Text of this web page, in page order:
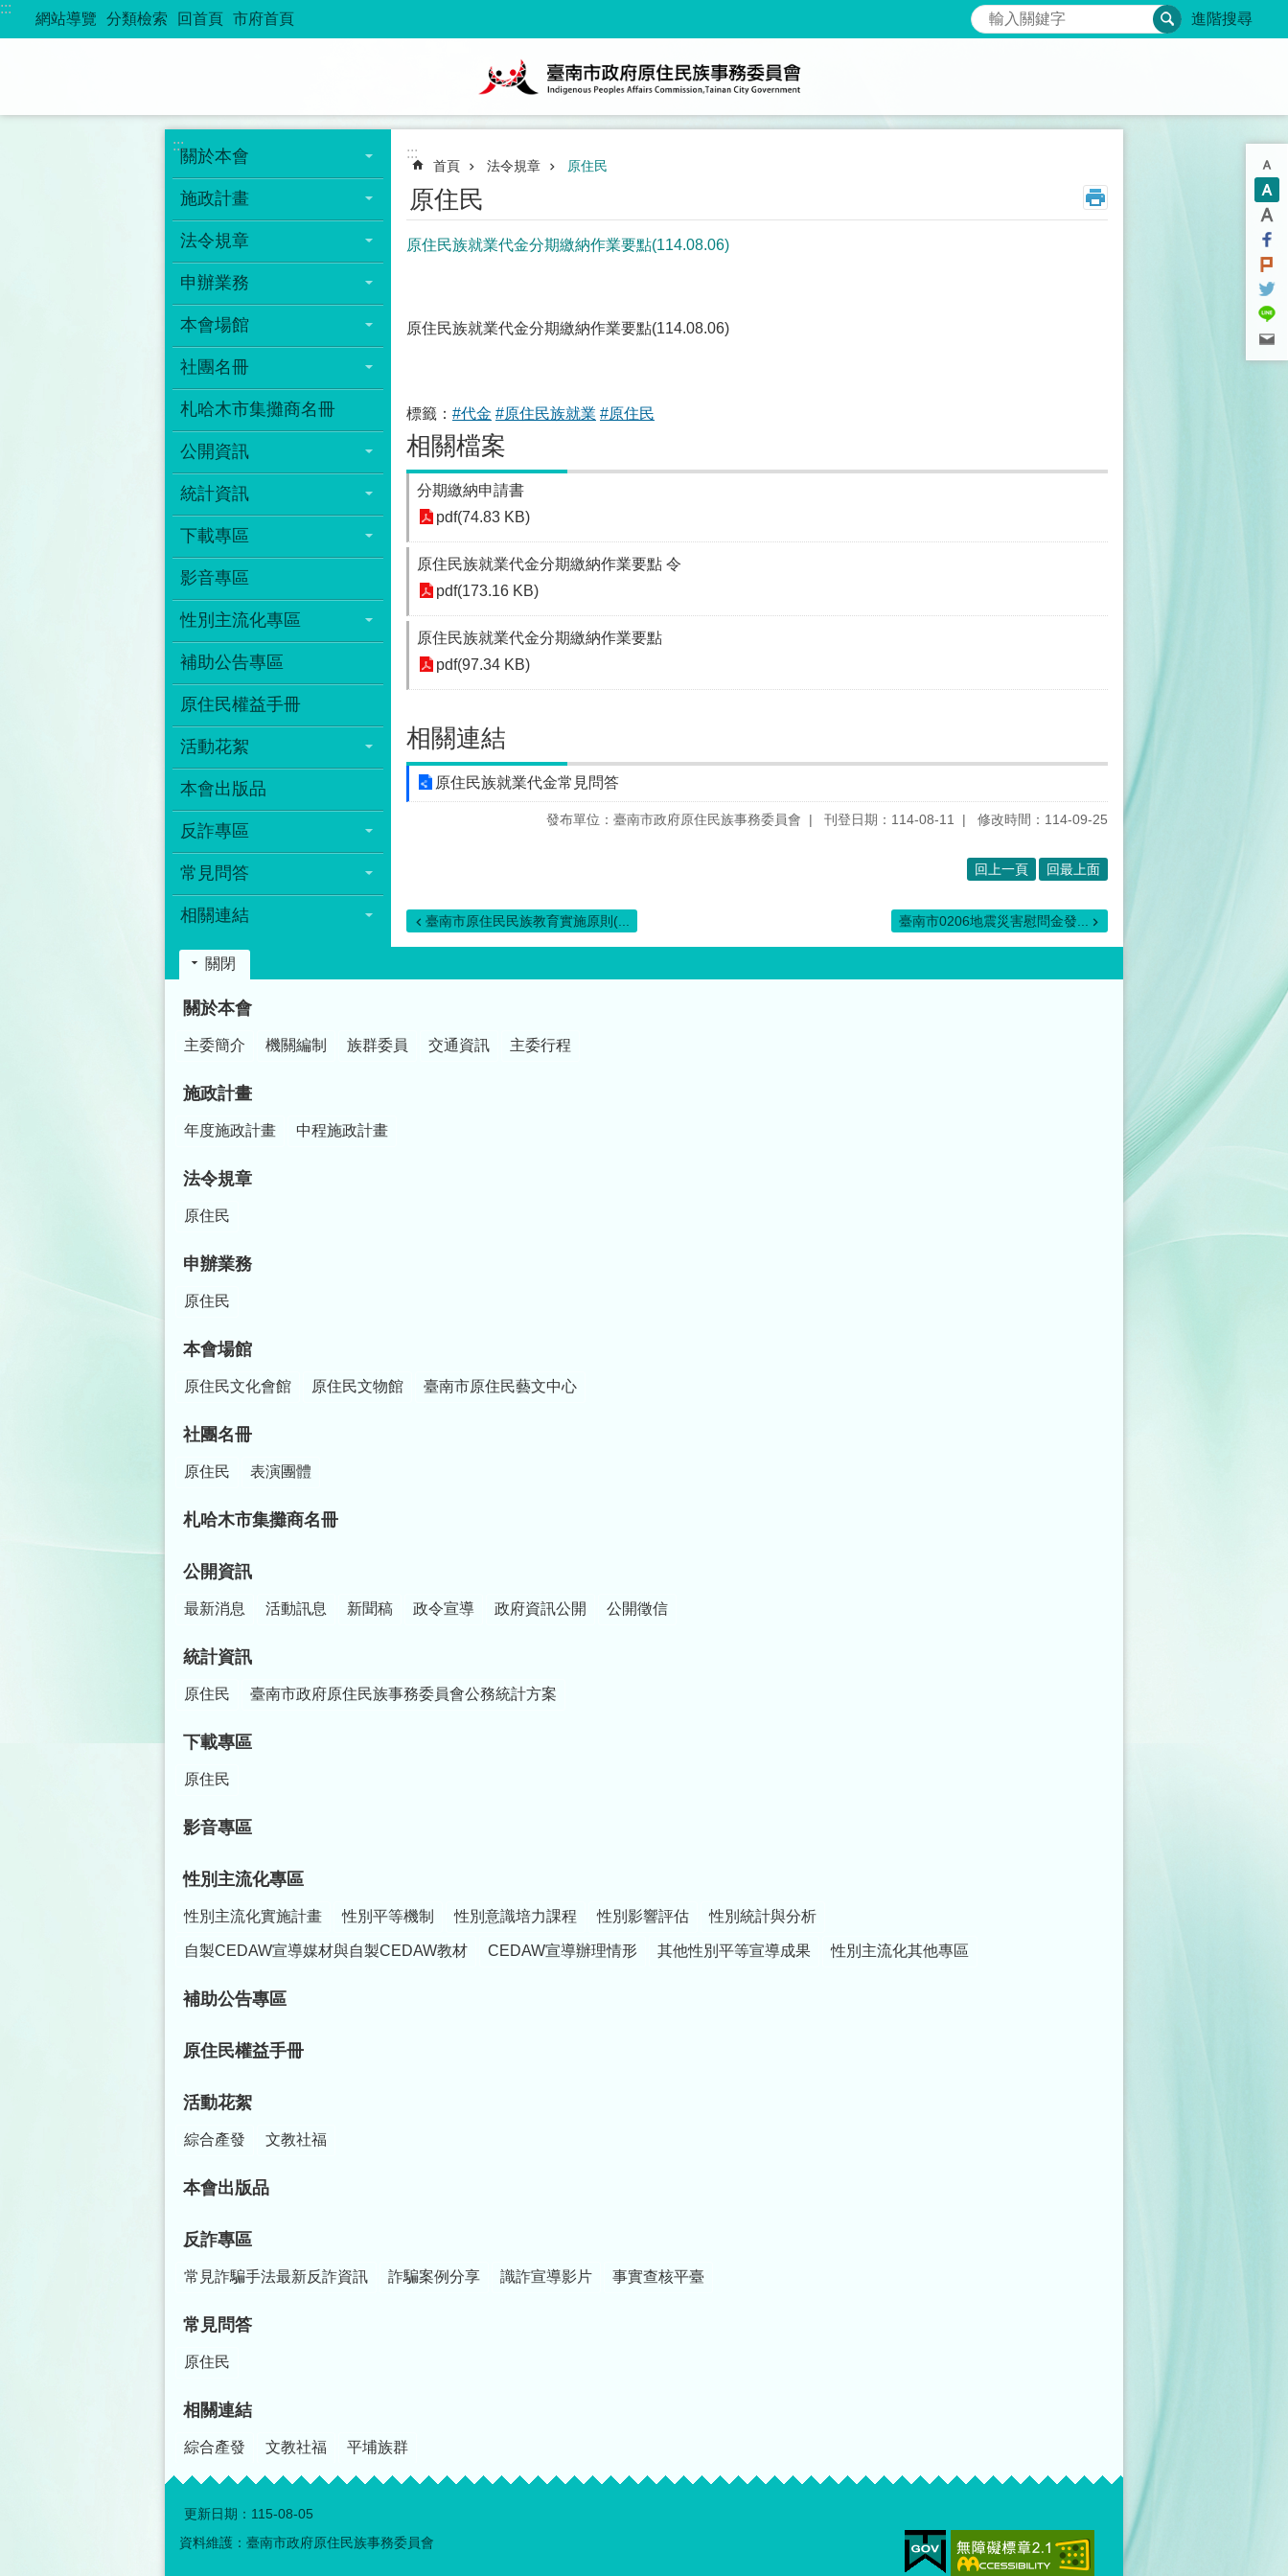
跳到主要內容區塊
:::
網站導覽 分類檢索 回首頁 市府首頁 搜尋 進階搜尋
:::
關於本會
施政計畫
法令規章
申辦業務
本會場館
社團名冊
札哈木市集攤商名冊
公開資訊
統計資訊
下載專區
影音專區
性別主流化專區
補助公告專區
原住民權益手冊
活動花絮
本會出版品
反詐專區
常見問答
相關連結
:::
首頁 法令規章 原住民
原住民
原住民族就業代金分期繳納作業要點(114.08.06)
原住民族就業代金分期繳納作業要點(114.08.06)
標籤： #代金 #原住民族就業 #原住民
相關檔案
分期繳納申請書
pdf(74.83 KB)
原住民族就業代金分期繳納作業要點 令
pdf(173.16 KB)
原住民族就業代金分期繳納作業要點
pdf(97.34 KB)
相關連結
原住民族就業代金常見問答
發布單位：臺南市政府原住民族事務委員會 刊登日期：114-08-11 修改時間：114-09-25
回上一頁 回最上面
臺南市原住民民族教育實施原則(... 臺南市0206地震災害慰問金發...
關閉
關於本會
主委簡介 機關編制 族群委員 交通資訊 主委行程
施政計畫
年度施政計畫 中程施政計畫
法令規章
原住民
申辦業務
原住民
本會場館
原住民文化會館 原住民文物館 臺南市原住民藝文中心
社團名冊
原住民 表演團體
札哈木市集攤商名冊
公開資訊
最新消息 活動訊息 新聞稿 政令宣導 政府資訊公開 公開徵信
統計資訊
原住民 臺南市政府原住民族事務委員會公務統計方案
下載專區
原住民
影音專區
性別主流化專區
性別主流化實施計畫 性別平等機制 性別意識培力課程 性別影響評估 性別統計與分析
自製CEDAW宣導媒材與自製CEDAW教材 CEDAW宣導辦理情形 其他性別平等宣導成果 性別主流化其他專區
補助公告專區
原住民權益手冊
活動花絮
綜合產發 文教社福
本會出版品
反詐專區
常見詐騙手法最新反詐資訊 詐騙案例分享 識詐宣導影片 事實查核平臺
常見問答
原住民
相關連結
綜合產發 文教社福 平埔族群
更新日期： 115-08-05
資料維護：臺南市政府原住民族事務委員會